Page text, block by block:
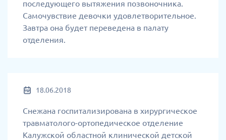
последующего вытяжения позвоночника.
Самочувствие девочки удовлетворительное.
Завтра она будет переведена в палату
отделения.
18.06.2018
Снежана госпитализирована в хирургическое
травматолого-ортопедическое отделение
Калужской областной клинической детской